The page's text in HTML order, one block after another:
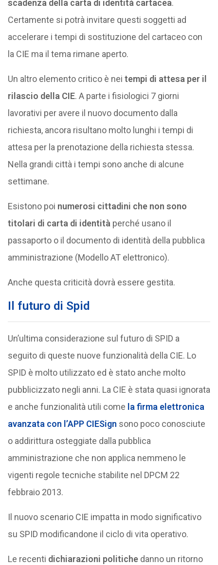
scadenza della carta di identità cartacea.
Certamente si potrà invitare questi soggetti ad
accelerare i tempi di sostituzione del cartaceo con
la CIE ma il tema rimane aperto.
Un altro elemento critico è nei tempi di attesa per il
rilascio della CIE. A parte i fisiologici 7 giorni
lavorativi per avere il nuovo documento dalla
richiesta, ancora risultano molto lunghi i tempi di
attesa per la prenotazione della richiesta stessa.
Nella grandi città i tempi sono anche di alcune
settimane.
Esistono poi numerosi cittadini che non sono
titolari di carta di identità perché usano il
passaporto o il documento di identità della pubblica
amministrazione (Modello AT elettronico).
Anche questa criticità dovrà essere gestita.
Il futuro di Spid
Un’ultima considerazione sul futuro di SPID a
seguito di queste nuove funzionalità della CIE. Lo
SPID è molto utilizzato ed è stato anche molto
pubblicizzato negli anni. La CIE è stata quasi ignorata
e anche funzionalità utili come la firma elettronica
avanzata con l’APP CIESign sono poco conosciute
o addirittura osteggiate dalla pubblica
amministrazione che non applica nemmeno le
vigenti regole tecniche stabilite nel DPCM 22
febbraio 2013.
Il nuovo scenario CIE impatta in modo significativo
su SPID modificandone il ciclo di vita operativo.
Le recenti dichiarazioni politichedanno un ritorno